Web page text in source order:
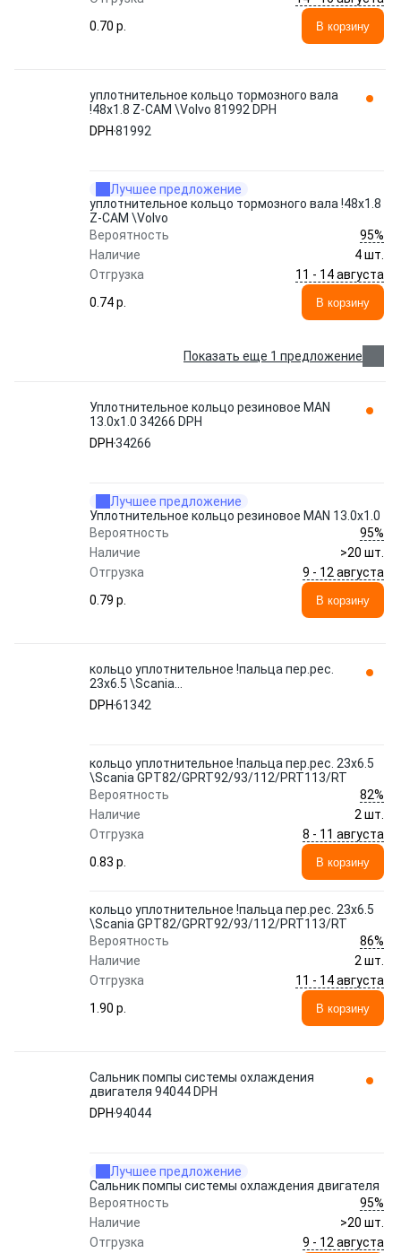
0.70 p.
В корзину
уплотнительное кольцо тормозного вала
!48x1.8 Z-CAM \Volvo 81992 DPH
DPH 81992
Лучшее предложение
уплотнительное кольцо тормозного вала !48x1.8
Z-CAM \Volvo
Вероятность
95%
Наличие
4 шт.
Отгрузка
11 - 14 августа
0.74 p.
В корзину
Показать еще 1 предложение
Уплотнительное кольцо резиновое MAN
13.0x1.0 34266 DPH
DPH 34266
Лучшее предложение
Уплотнительное кольцо резиновое MAN 13.0x1.0
Вероятность
95%
Наличие
>20 шт.
Отгрузка
9 - 12 августа
0.79 p.
В корзину
кольцо уплотнительное !пальца пер.рес.
23x6.5 \Scania
GPT82/GPRT92/93/112/PRT113/RT 61342
DPH
DPH 61342
кольцо уплотнительное !пальца пер.рес. 23x6.5
\Scania GPT82/GPRT92/93/112/PRT113/RT
Вероятность
82%
Наличие
2 шт.
Отгрузка
8 - 11 августа
0.83 p.
В корзину
кольцо уплотнительное !пальца пер.рес. 23x6.5
\Scania GPT82/GPRT92/93/112/PRT113/RT
Вероятность
86%
Наличие
2 шт.
Отгрузка
11 - 14 августа
1.90 p.
В корзину
Сальник помпы системы охлаждения
двигателя 94044 DPH
DPH 94044
Лучшее предложение
Сальник помпы системы охлаждения двигателя
Вероятность
95%
Наличие
>20 шт.
Отгрузка
9 - 12 августа